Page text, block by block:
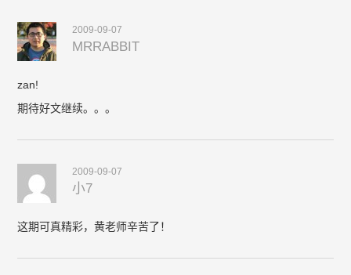
2009-09-07
MRRABBIT
zan!
期待好文继续。。。
2009-09-07
小7
这期可真精彩，黄老师辛苦了！